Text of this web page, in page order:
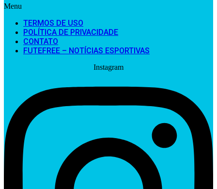
Menu
TERMOS DE USO
POLÍTICA DE PRIVACIDADE
CONTATO
FUTEFREE – NOTÍCIAS ESPORTIVAS
Instagram